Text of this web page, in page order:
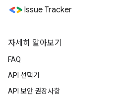
Issue Tracker
자세히 알아보기
FAQ
API 선택기
API 보안 권장사항